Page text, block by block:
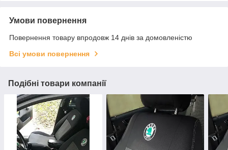
Умови повернення
Повернення товару впродовж 14 днів за домовленістю
Всі умови повернення
Подібні товари компанії